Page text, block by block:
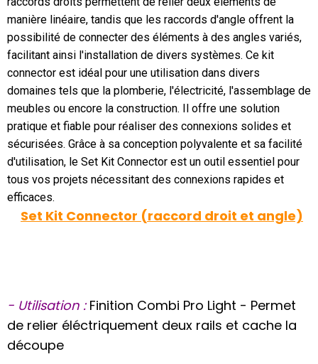
manière linéaire, tandis que les raccords d'angle offrent la
possibilité de connecter des éléments à des angles variés,
facilitant ainsi l'installation de divers systèmes. Ce kit
connector est idéal pour une utilisation dans divers
domaines tels que la plomberie, l'électricité, l'assemblage de
meubles ou encore la construction. Il offre une solution
pratique et fiable pour réaliser des connexions solides et
sécurisées. Grâce à sa conception polyvalente et sa facilité
d'utilisation, le Set Kit Connector est un outil essentiel pour
tous vos projets nécessitant des connexions rapides et
efficaces.
Set Kit Connector (raccord droit et angle)
- Utilisation : Finition Combi Pro Light - Permet
de relier éléctriquement deux rails et cache la
découpe